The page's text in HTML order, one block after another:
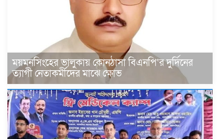
ময়মনসিংহের ভালুকায় কোনঠাসা বিএনপি‘র দুর্দিনের
ত্যাগী নেতাকর্মীদের মাঝে ক্ষোভ